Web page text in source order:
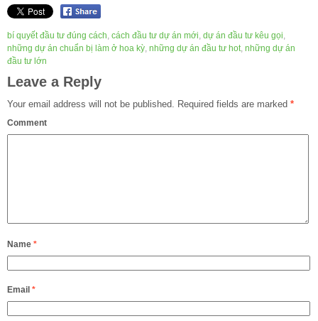
bí quyết đầu tư đúng cách, cách đầu tư dự án mới, dự án đầu tư kêu gọi,
những dự án chuẩn bị làm ở hoa kỳ, những dự án đầu tư hot, những dự án
đầu tư lớn
Leave a Reply
Your email address will not be published. Required fields are marked *
Comment
Name *
Email *